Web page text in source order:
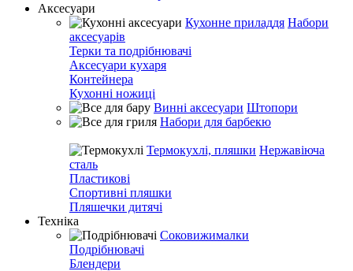
Аксесуари
Кухонне приладдя Набори
аксесуарів
Терки та подрібнювачі
Аксесуари кухаря
Контейнера
Кухонні ножиці
Винні аксесуари Штопори
Набори для барбекю
Термокухлі, пляшки Нержавіюча
сталь
Пластикові
Спортивні пляшки
Пляшечки дитячі
Техніка
Соковижималки
Подрібнювачі
Блендери